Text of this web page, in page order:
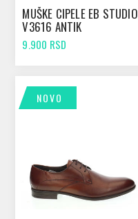
MUŠKE CIPELE EB STUDIO
V3616 ANTIK
9.900 RSD
NOVO